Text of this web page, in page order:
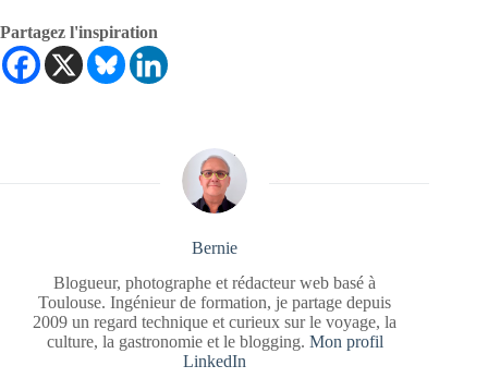
Partagez l'inspiration
Bernie
Blogueur, photographe et rédacteur web basé à
Toulouse. Ingénieur de formation, je partage depuis
2009 un regard technique et curieux sur le voyage, la
culture, la gastronomie et le blogging. Mon profil
LinkedIn